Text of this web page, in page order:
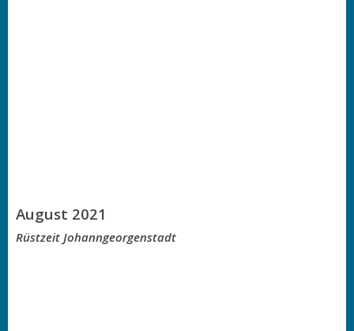
August 2021
Rüstzeit Johanngeorgenstadt